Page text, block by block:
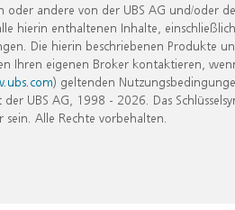
andere von der UBS AG und/oder
hierin enthaltenen Inhalte,
Die hierin beschriebenen Produkte
eigenen Broker kontaktieren,
) geltenden
UBS AG, 1998 - 2026. Das
Alle Rechte vorbehalten.